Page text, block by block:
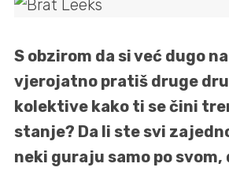
S obzirom da si već dugo
vjerojatno pratiš druge
kolektive kako ti se čini
stanje? Da li ste svi
neki guraju samo po svom,